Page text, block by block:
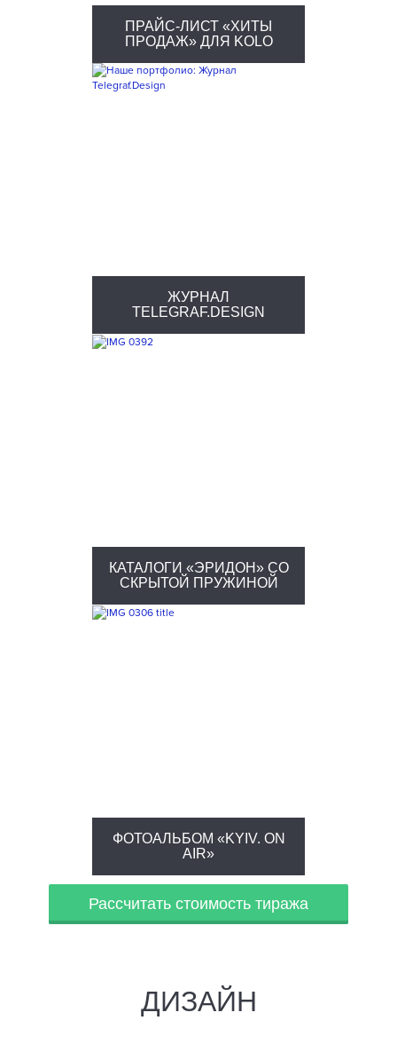
ПРАЙС-ЛИСТ «ХИТЫ
ПРОДАЖ» ДЛЯ KOLO
ЖУРНАЛ
TELEGRAF.DESIGN
КАТАЛОГИ «ЭРИДОН» СО
СКРЫТОЙ ПРУЖИНОЙ
ФОТОАЛЬБОМ «KYIV. ON
AIR»
Рассчитать стоимость тиража
ДИЗАЙН